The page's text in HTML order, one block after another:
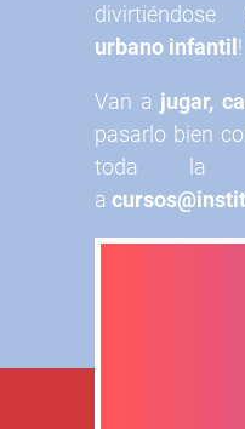
urbano infantil !
Van a jugar,
pasarlo bien
toda la
a